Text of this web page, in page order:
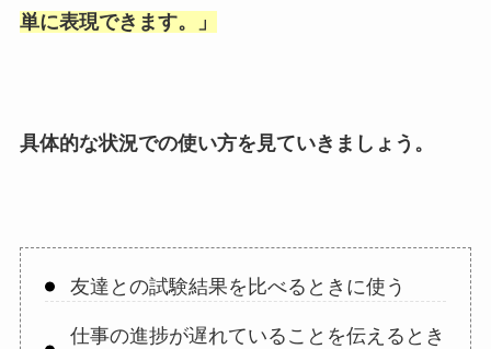
単に表現できます。」
具体的な状況での使い方を見ていきましょう。
友達との試験結果を比べるときに使う
仕事の進捗が遅れていることを伝えるとき